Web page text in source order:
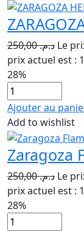
د.م.250,00
28%
Ajouter au
Add to wishlist
Zaragoza
د.م.250,00
28%